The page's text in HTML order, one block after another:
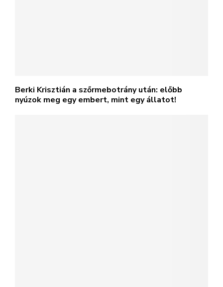
Berki Krisztián a szőrmebotrány után: előbb
nyúzok meg egy embert, mint egy állatot!